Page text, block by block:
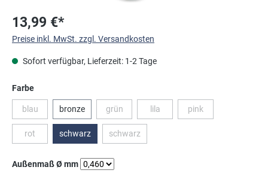
13,99 €*
Preise inkl. MwSt. zzgl. Versandkosten
Sofort verfügbar, Lieferzeit: 1-2 Tage
Farbeauswählen
blau(Diese Option ist zurzeit nicht verfügbar.)
bronze grün(Diese Option ist zurzeit nicht verfügbar.)
lila
(Diese Option ist zurzeit nicht
pink(Diese Option ist
rot(Diese Option ist zurzeit nicht verfügbar.)
schwarz schwarz(Diese Option ist zurzeit nicht verfügbar.)
Außenmaß Ø mmauswählen